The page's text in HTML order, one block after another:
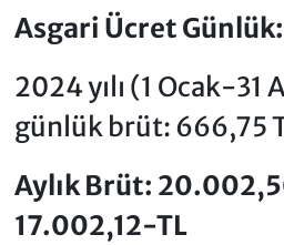
Asgari Ücret Günlük:
2024 yılı (1 Ocak-31
günlük brüt: 666,75
Aylık Brüt:
17.002,12-TL